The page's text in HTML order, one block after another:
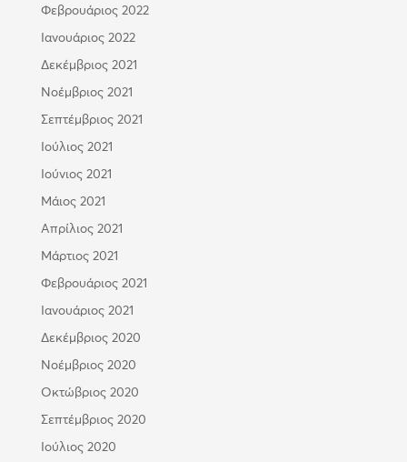
Φεβρουάριος 2022
Ιανουάριος 2022
Δεκέμβριος 2021
Νοέμβριος 2021
Σεπτέμβριος 2021
Ιούλιος 2021
Ιούνιος 2021
Μάιος 2021
Απρίλιος 2021
Μάρτιος 2021
Φεβρουάριος 2021
Ιανουάριος 2021
Δεκέμβριος 2020
Νοέμβριος 2020
Οκτώβριος 2020
Σεπτέμβριος 2020
Ιούλιος 2020